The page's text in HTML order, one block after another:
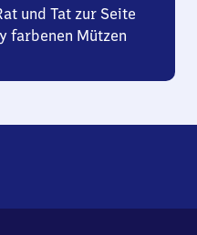
und Tat zur Seite
farbenen Mützen